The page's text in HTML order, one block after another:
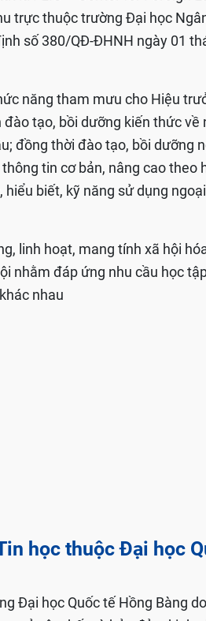
trực thuộc trường Đại học
số 380/QĐ-ĐHNH ngày 01
năng tham mưu cho Hiệu
tạo, bồi dưỡng kiến thức về
đồng thời đào tạo, bồi dưỡng
tin cơ bản, nâng cao theo
biết, kỹ năng sử dụng
linh hoạt, mang tính xã hội
nhằm đáp ứng nhu cầu học
nhau
học thuộc Đại học
Đại học Quốc tế Hồng Bàng